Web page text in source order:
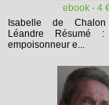
ebook - 4
Isabelle de
Léandre
Résumé :
empoisonneur e...